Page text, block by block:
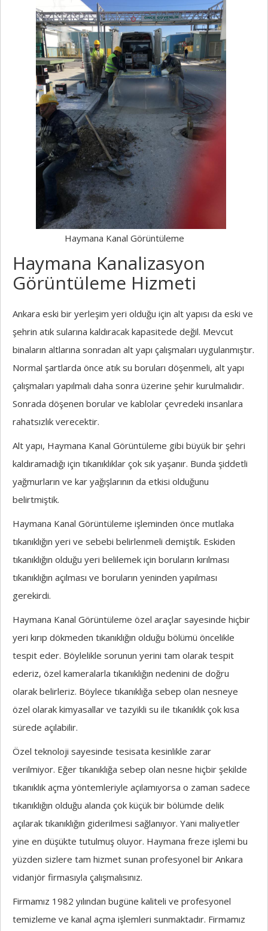
Haymana Kanal Görüntüleme
Haymana Kanalizasyon
Görüntüleme Hizmeti
Ankara eski bir yerleşim yeri olduğu için alt yapısı da eski ve
şehrin atık sularına kaldıracak kapasitede değil. Mevcut
binaların altlarına sonradan alt yapı çalışmaları uygulanmıştır.
Normal şartlarda önce atık su boruları döşenmeli, alt yapı
çalışmaları yapılmalı daha sonra üzerine şehir kurulmalıdır.
Sonrada döşenen borular ve kablolar çevredeki insanlara
rahatsızlık verecektir.
Alt yapı, Haymana Kanal Görüntüleme gibi büyük bir şehri
kaldıramadığı için tıkanıklıklar çok sık yaşanır. Bunda şiddetli
yağmurların ve kar yağışlarının da etkisi olduğunu
belirtmiştik.
Haymana Kanal Görüntüleme işleminden önce mutlaka
tıkanıklığın yeri ve sebebi belirlenmeli demiştik. Eskiden
tıkanıklığın olduğu yeri belilemek için boruların kırılması
tıkanıklığın açılması ve boruların yeninden yapılması
gerekirdi.
Haymana Kanal Görüntüleme özel araçlar sayesinde hiçbir
yeri kırıp dökmeden tıkanıklığın olduğu bölümü öncelikle
tespit eder. Böylelikle sorunun yerini tam olarak tespit
ederiz, özel kameralarla tıkanıklığın nedenini de doğru
olarak belirleriz. Böylece tıkanıklığa sebep olan nesneye
özel olarak kimyasallar ve tazyikli su ile tıkanıklık çok kısa
sürede açılabilir.
Özel teknoloji sayesinde tesisata kesinlikle zarar
verilmiyor. Eğer tıkanıklığa sebep olan nesne hiçbir şekilde
tıkanıklık açma yöntemleriyle açılamıyorsa o zaman sadece
tıkanıklığın olduğu alanda çok küçük bir bölümde delik
açılarak tıkanıklığın giderilmesi sağlanıyor. Yani maliyetler
yine en düşükte tutulmuş oluyor. Haymana freze işlemi bu
yüzden sizlere tam hizmet sunan profesyonel bir Ankara
vidanjör firmasıyla çalışmalısınız.
Firmamız 1982 yılından bugüne kaliteli ve profesyonel
temizleme ve kanal açma işlemleri sunmaktadır. Firmamız